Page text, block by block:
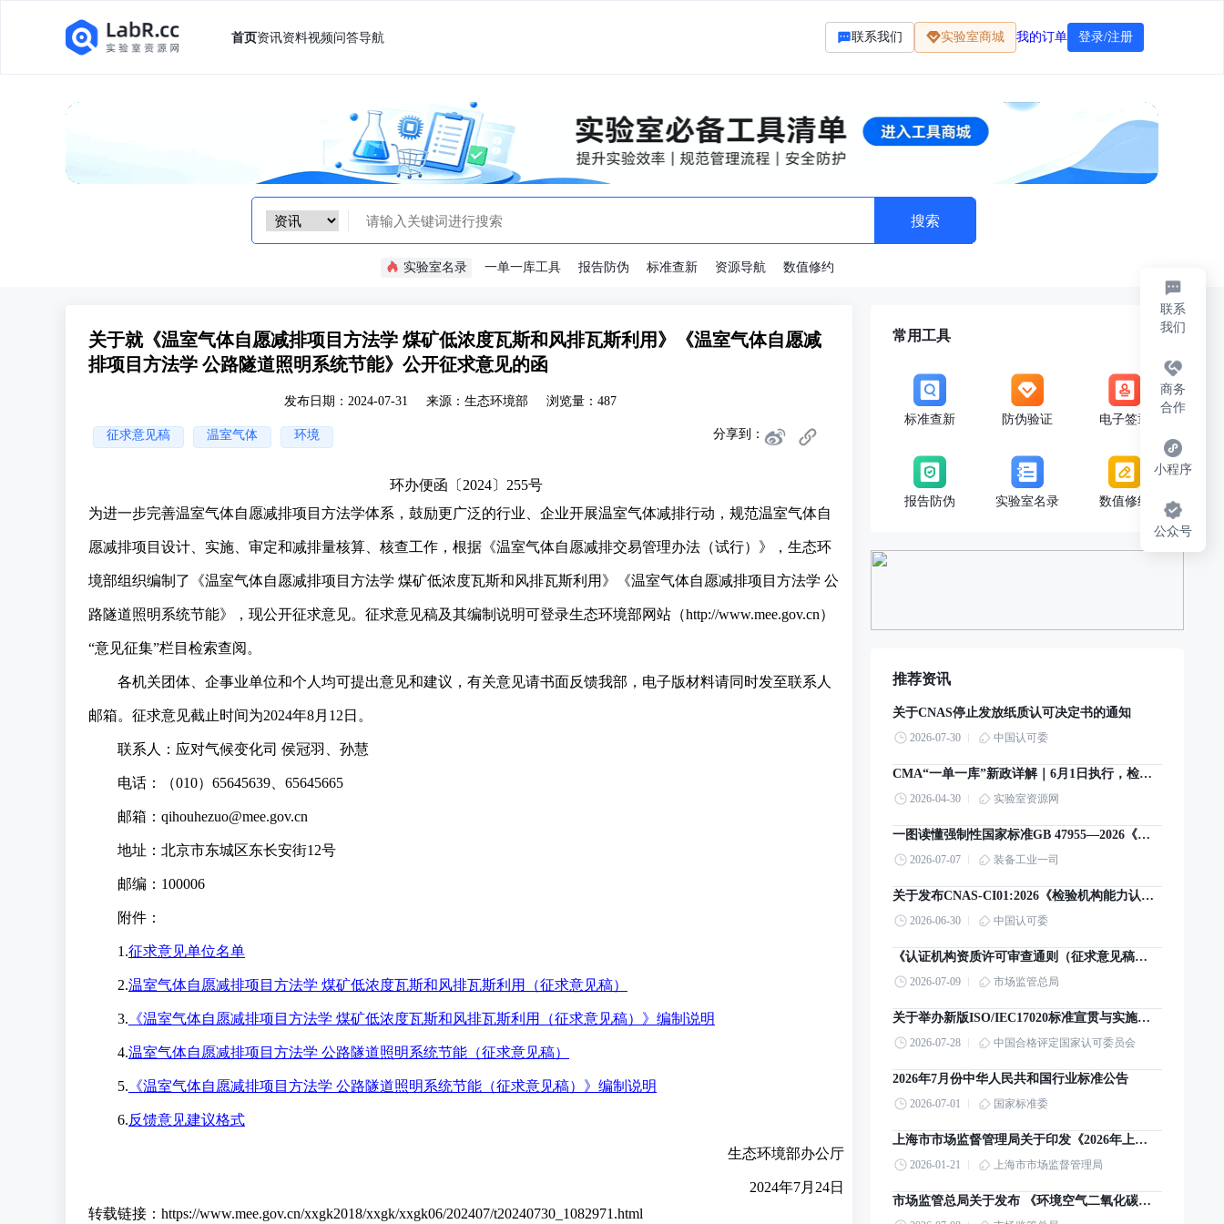
首页资讯资料视频问答导航 联系我们 实验室商城 我的订单 登录/注册
实验室名录 一单一库工具 报告防伪 标准查新 资源导航 数值修约
关于就《温室气体自愿减排项目方法学 煤矿低浓度瓦斯和风排瓦斯利用》《温室气体自愿减
排项目方法学 公路隧道照明系统节能》公开征求意见的函
发布日期：2024-07-31 来源：生态环境部 浏览量：487
征求意见稿 温室气体 环境 分享到：
环办便函〔2024〕255号
为进一步完善温室气体自愿减排项目方法学体系，鼓励更广泛的行业、企业开展温室气体减排行动，规范温室气体自
愿减排项目设计、实施、审定和减排量核算、核查工作，根据《温室气体自愿减排交易管理办法（试行）》，生态环
境部组织编制了《温室气体自愿减排项目方法学 煤矿低浓度瓦斯和风排瓦斯利用》《温室气体自愿减排项目方法学 公
路隧道照明系统节能》，现公开征求意见。征求意见稿及其编制说明可登录生态环境部网站（http://www.mee.gov.cn）
“意见征集”栏目检索查阅。
各机关团体、企事业单位和个人均可提出意见和建议，有关意见请书面反馈我部，电子版材料请同时发至联系人
邮箱。征求意见截止时间为2024年8月12日。
联系人：应对气候变化司 侯冠羽、孙慧
电话：（010）65645639、65645665
邮箱：qihouhezuo@mee.gov.cn
地址：北京市东城区东长安街12号
邮编：100006
附件：
1.征求意见单位名单
2.温室气体自愿减排项目方法学 煤矿低浓度瓦斯和风排瓦斯利用（征求意见稿）
3. 《温室气体自愿减排项目方法学 煤矿低浓度瓦斯和风排瓦斯利用（征求意见稿）》编制说明
4.温室气体自愿减排项目方法学 公路隧道照明系统节能（征求意见稿）
5. 《温室气体自愿减排项目方法学 公路隧道照明系统节能（征求意见稿）》编制说明
6.反馈意见建议格式
生态环境部办公厅
2024年7月24日
转载链接：https://www.mee.gov.cn/xxgk2018/xxgk/xxgk06/202407/t20240730_1082971.html
常用工具
标准查新 防伪验证 电子签章
报告防伪 实验室名录 数值修约
推荐资讯
关于CNAS停止发放纸质认可决定书的通知
2026-07-30 中国认可委
CMA“一单一库”新政详解｜6月1日执行，检验检测机构实操指南
2026-04-30 实验室资源网
一图读懂强制性国家标准GB 47955—2026《智能网联汽车 组合驾驶辅助系统安全要求》
2026-07-07 装备工业一司
关于发布CNAS-CI01:2026《检验机构能力认可准则》及其转换工作安排的通知
2026-06-30 中国认可委
《认证机构资质许可审查通则（征求意见稿）》意见的公告
2026-07-09 市场监管总局
关于举办新版ISO/IEC17020标准宣贯与实施培训的通知
2026-07-28 中国合格评定国家认可委员会
2026年7月份中华人民共和国行业标准公告
2026-07-01 国家标准委
上海市市场监督管理局关于印发《2026年上海市产品质量监督抽查计划》的通知
2026-01-21 上海市市场监督管理局
市场监管总局关于发布 《环境空气二氧化碳高精度监测仪检定系统表》国家计量技术规范的公告
联系
我们
商务
合作
小程序
公众号